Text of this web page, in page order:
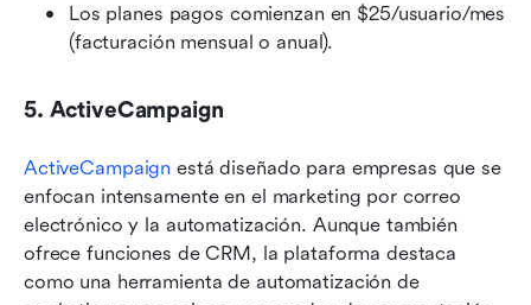
Los planes pagos comienzan en $25/usuario/mes
(facturación mensual o anual).
5. ActiveCampaign
ActiveCampaign está diseñado para empresas que se
enfocan intensamente en el marketing por correo
electrónico y la automatización. Aunque también
ofrece funciones de CRM, la plataforma destaca
como una herramienta de automatización de